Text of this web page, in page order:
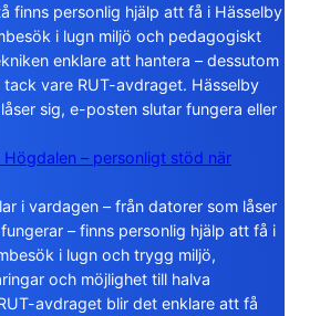
finns personlig hjälp att få i Hässelby
i lugn miljö och pedagogiskt
enklare att hantera – dessutom
vare RUT-avdraget. Hässelby
sig, e-posten slutar fungera eller
Högdalen – personligt stöd när
i vardagen – från datorer som låser
– finns personlig hjälp att få i
i lugn och trygg miljö,
och möjlighet till halva
avdraget blir det enklare att få